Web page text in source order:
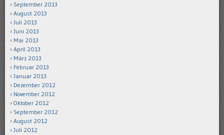
September 2013
August 2013
Juli 2013
Juni 2013
Mai 2013
April 2013
März 2013
Februar 2013
Januar 2013
Dezember 2012
November 2012
Oktober 2012
September 2012
August 2012
Juli 2012